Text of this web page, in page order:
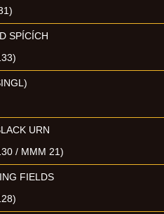
SPÍCÍCH
URN
/ MMM 21)
FIELDS